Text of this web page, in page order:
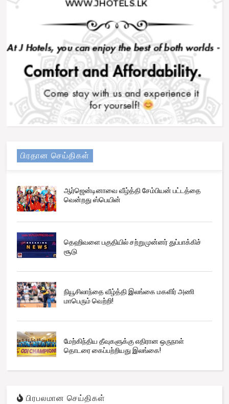
பிரதான செய்திகள்
ஆர்ஜென்டினாவை வீழ்த்தி சேம்பியன் பட்டத்தை
வென்றது ஸ்பெயின்
தெஹிவளை பகுதியில் சற்றுமுன்னர் துப்பாக்கிச்
சூடு
நியூசிலாந்தை வீழ்த்தி இலங்கை மகளிர் அணி
மாபெரும் வெற்றி!
மேற்கிந்திய தீவுகளுக்கு எதிரான ஒருநாள்
தொடரை கைப்பற்றியது இலங்கை!
பிரபலமான செய்திகள்